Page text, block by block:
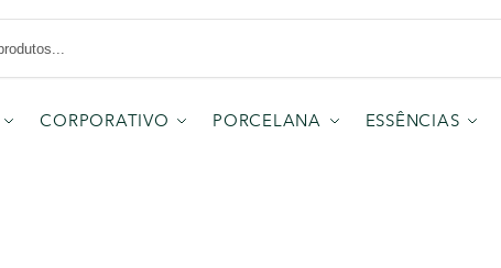
CORPORATIVO PORCELANA ESSÊNCIAS